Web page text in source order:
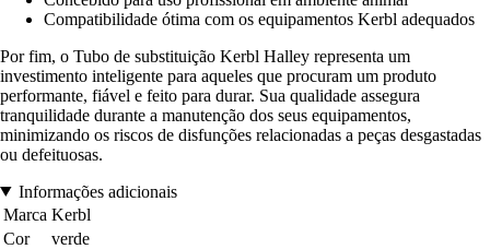
Compatibilidade ótima com os equipamentos Kerbl adequados
Por fim, o Tubo de substituição Kerbl Halley representa um
investimento inteligente para aqueles que procuram um produto
performante, fiável e feito para durar. Sua qualidade assegura
tranquilidade durante a manutenção dos seus equipamentos,
minimizando os riscos de disfunções relacionadas a peças desgastadas
ou defeituosas.
Informações adicionais
Marca Kerbl
Cor
verde